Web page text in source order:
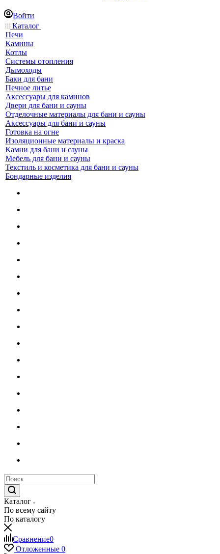
Войти
Каталог
Печи
Камины
Котлы
Системы отопления
Дымоходы
Баки для бани
Печное литье
Аксессуары для каминов
Двери для бани и сауны
Отделочные материалы для бани и сауны
Аксессуары для бани и сауны
Готовка на огне
Изоляционные материалы и краска
Камни для бани и сауны
Мебель для бани и сауны
Текстиль и косметика для бани и сауны
Бондарные изделия
Каталог
По всему сайту
По каталогу
Сравнение0
Отложенные 0